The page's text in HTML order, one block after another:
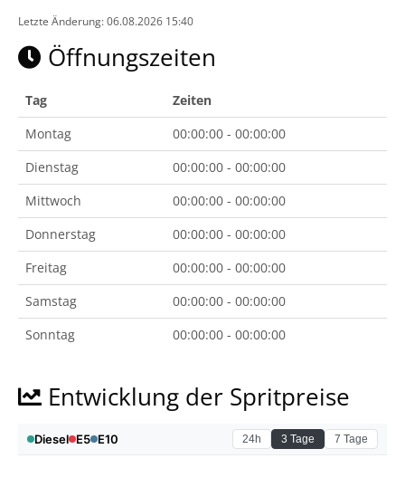
Letzte Änderung: 06.08.2026 15:40
Öffnungszeiten
Tag
Zeiten
Montag
00:00:00 - 00:00:00
Dienstag
00:00:00 - 00:00:00
Mittwoch
00:00:00 - 00:00:00
Donnerstag
00:00:00 - 00:00:00
Freitag
00:00:00 - 00:00:00
Samstag
00:00:00 - 00:00:00
Sonntag
00:00:00 - 00:00:00
Entwicklung der Spritpreise